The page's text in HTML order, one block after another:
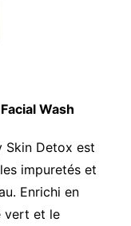
Wash
Skin Detox est
impuretés et
Enrichi en
vert et le